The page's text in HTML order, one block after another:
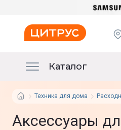
Каталог
Техника для дома
Аксессуары